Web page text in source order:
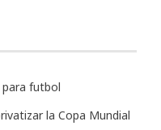
futbol
la Copa Mundial